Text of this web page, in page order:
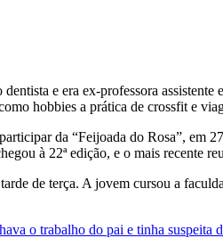
dentista e era ex-professora
hobbies a prática de crossfit e
da “Feijoada do Rosa”, em
à 22ª edição, e o mais recente
de terça. A jovem cursou a
o trabalho do pai e tinha suspeita